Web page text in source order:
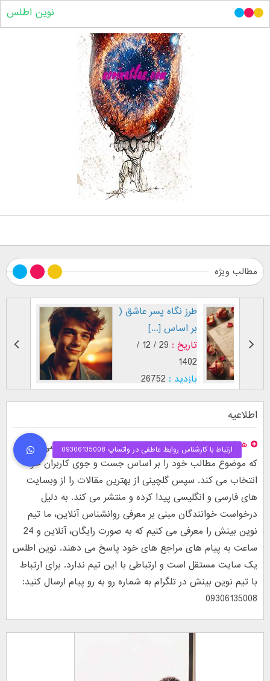
نوین اطلس
مطالب ویژه
تاریخ :
طرز نگاه پسر عاشق (
بر اساس [...]
تاریخ :
29 / 12 /
1402
بازدید : 26752
اطلاعیه
هدف نوین اطلس
نوین اطلس یک وبسایت پژوهشی است
که موضوع مطالب خود را بر اساس جست و جوی کاربران خود
انتخاب می کند. سپس گلچینی از بهترین مقالات را از وبسایت
های فارسی و انگلیسی پیدا کرده و منتشر می کند. به دلیل
درخواست خوانندگان مبنی بر معرفی روانشناس آنلاین، ما تیم
نوین بینش را معرفی می کنیم که به صورت رایگان، آنلاین و 24
ساعت به پیام های مراجع های خود پاسخ می دهند. نوین اطلس
یک سایت مستقل است و ارتباطی با این تیم ندارد. برای ارتباط
با تیم نوین بینش در تلگرام به شماره رو به رو پیام ارسال کنید:
09306135008